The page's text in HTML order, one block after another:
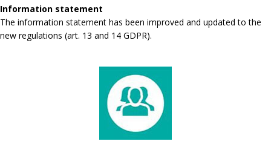
Information statement
The information statement has been improved and updated to the
new regulations (art. 13 and 14 GDPR).